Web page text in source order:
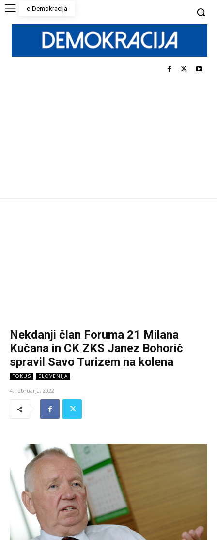
e-Demokracija
Nekdanji član Foruma 21 Milana
Kučana in CK ZKS Janez Bohorič
spravil Savo Turizem na kolena
FOKUS SLOVENIJA
4. februarja, 2022